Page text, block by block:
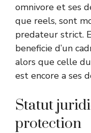
omnivore et ses
que reels, sont
predateur strict.
beneficie d’un
alors que celle
est encore a ses
Statut
protection